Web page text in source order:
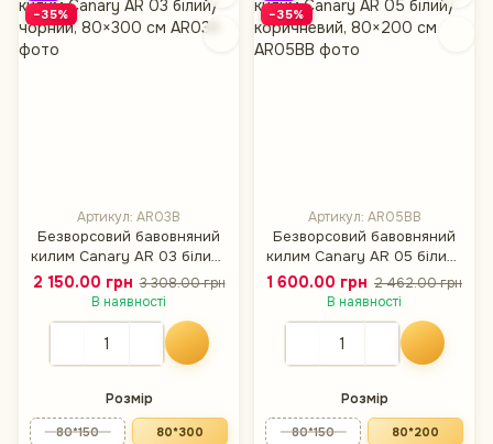
−35%
Артикул: AR03B
Безворсовий бавовняний
килим Canary AR 03 білий/
чорний, 80×300 см
2 150.00 грн 3 308.00 грн
В наявності
Розмір
80*150 80*300
−35%
Артикул: AR05BB
Безворсовий бавовняний
килим Canary AR 05 білий/
коричневий, 80×200 см
1 600.00 грн 2 462.00 грн
В наявності
Розмір
80*150 80*200